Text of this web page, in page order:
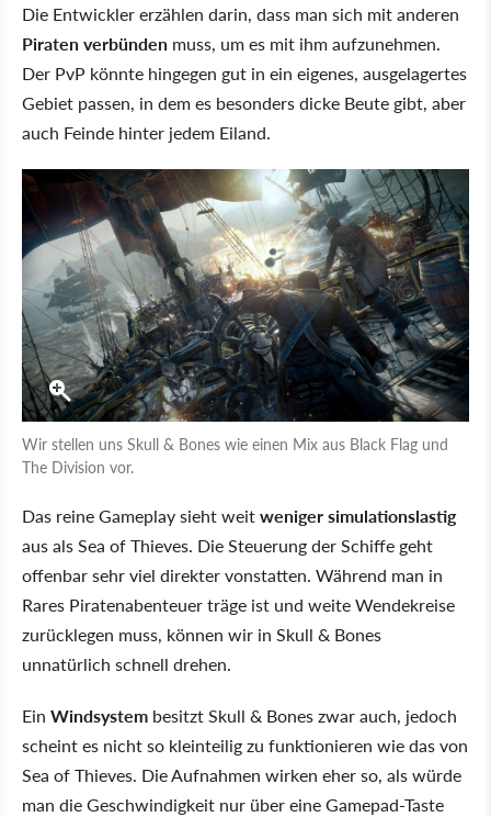
Die Entwickler erzählen darin, dass man sich mit anderen
Piraten verbünden muss, um es mit ihm aufzunehmen.
Der PvP könnte hingegen gut in ein eigenes, ausgelagertes
Gebiet passen, in dem es besonders dicke Beute gibt, aber
auch Feinde hinter jedem Eiland.
Wir stellen uns Skull & Bones wie einen Mix aus Black Flag und
The Division vor.
Das reine Gameplay sieht weitweniger simulationslastig
aus als Sea of Thieves. Die Steuerung der Schiffe geht
offenbar sehr viel direkter vonstatten. Während man in
Rares Piratenabenteuer träge ist und weite Wendekreise
zurücklegen muss, können wir in Skull & Bones
unnatürlich schnell drehen.
Ein Windsystem besitzt Skull & Bones zwar auch, jedoch
scheint es nicht so kleinteilig zu funktionieren wie das von
Sea of Thieves. Die Aufnahmen wirken eher so, als würde
man die Geschwindigkeit nur über eine Gamepad-Taste